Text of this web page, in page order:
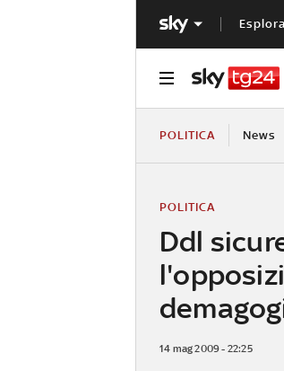
POLITICA News
Ddl
POLITICA
14 mag 2009 - 22:25